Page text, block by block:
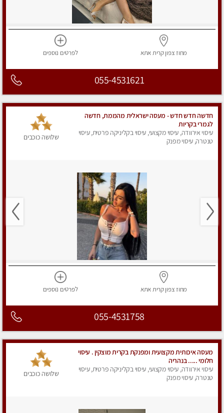
מחוז צפוןקרית אתא לפרטים נוספים
055-4531621
חדשה חדש חדש - מעסה ישראלית מהממת, חדשה
לגמרי בקריות
עיסוי אירוודה, עיסוי מקצועי, עיסוי בקליניקה פרטית, עיסוי
טנטרה, עיסוי מפנק
שלושה כוכבים
מחוז צפוןקרית אתא לפרטים נוספים
055-4531758
מעסה איכותית מקצועית ומפנקת בקרית מוצקין . עיסוי
חלומי ..... בנהריה
עיסוי אירוודה, עיסוי מקצועי, עיסוי בקליניקה פרטית, עיסוי
טנטרה, עיסוי מפנק
שלושה כוכבים